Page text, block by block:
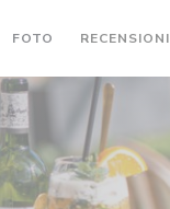
FOTO RECENSIONI